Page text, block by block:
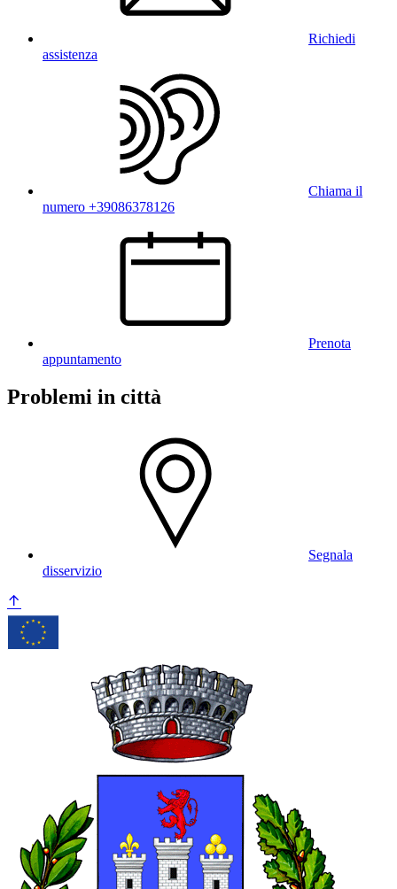
Richiedi
assistenza
Chiama il
numero +39086378126
Prenota
appuntamento
Problemi in città
Segnala
disservizio